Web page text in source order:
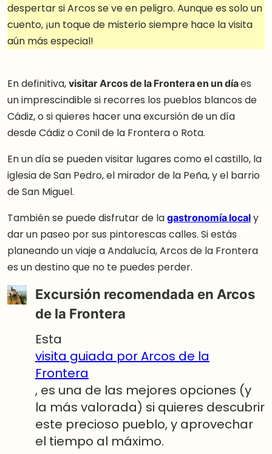
despertar si Arcos se ve en peligro. Aunque es solo un
cuento, ¡un toque de misterio siempre hace la visita
aún más especial!
En definitiva,visitar Arcos de la Frontera en un díaes
un imprescindible si recorres los pueblos blancos de
Cádiz, o si quieres hacer una excursión de un día
desde Cádiz o Conil de la Frontera o Rota.
En un día se pueden visitar lugares como el castillo, la
iglesia de San Pedro, el mirador de la Peña, y el barrio
de San Miguel.
También se puede disfrutar de lagastronomía localy
dar un paseo por sus pintorescas calles. Si estás
planeando un viaje a Andalucía, Arcos de la Frontera
es un destino que no te puedes perder.
Excursión recomendada en Arcos
de la Frontera
Esta
visita guiada por Arcos de la
Frontera
, es una de las mejores opciones (y
la más valorada) si quieres descubrir
este precioso pueblo, y aprovechar
el tiempo al máximo.